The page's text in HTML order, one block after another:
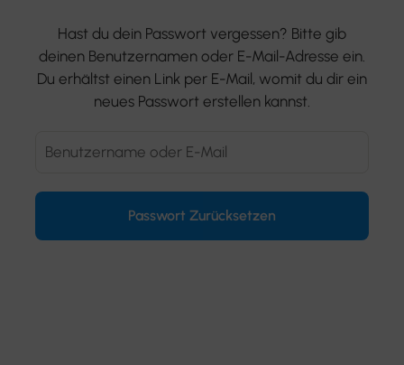
Hast du dein Passwort vergessen? Bitte gib
deinen Benutzernamen oder E-Mail-Adresse ein.
Du erhältst einen Link per E-Mail, womit du dir ein
neues Passwort erstellen kannst.